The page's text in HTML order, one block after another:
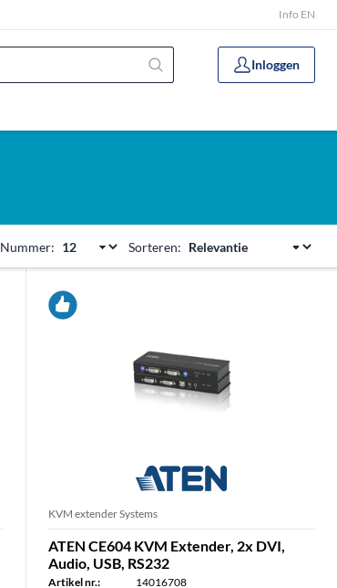
Info EN
Inloggen
Nummer: Sorteren:
KVM extender Systems
ATEN CE604 KVM Extender, 2x DVI,
Audio, USB, RS232
Artikel nr.:
14016708